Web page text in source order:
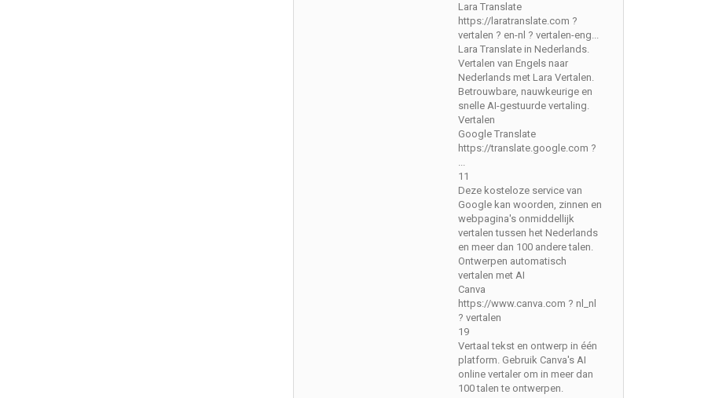
Lara Translate
https://laratranslate.com ?
vertalen ? en-nl ? vertalen-eng...
Lara Translate in Nederlands.
Vertalen van Engels naar
Nederlands met Lara Vertalen.
Betrouwbare, nauwkeurige en
snelle AI-gestuurde vertaling.
Vertalen
Google Translate
https://translate.google.com ?
...
11
Deze kosteloze service van
Google kan woorden, zinnen en
webpagina's onmiddellijk
vertalen tussen het Nederlands
en meer dan 100 andere talen.
Ontwerpen automatisch
vertalen met AI
Canva
https://www.canva.com ? nl_nl
? vertalen
19
Vertaal tekst en ontwerp in één
platform. Gebruik Canva's AI
online vertaler om in meer dan
100 talen te ontwerpen.